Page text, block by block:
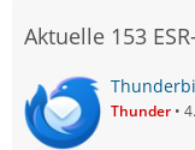
Aktuelle 153
Thunder